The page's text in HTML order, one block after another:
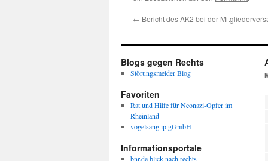
← Bericht des AK2 bei der
Blogs gegen Rechts
Störungsmelder Blog
Favoriten
Rat und Hilfe für Neonazi-Opfer im
Rheinland
vogelsang ip gGmbH
Informationsportale
bnr.de blick nach rechts